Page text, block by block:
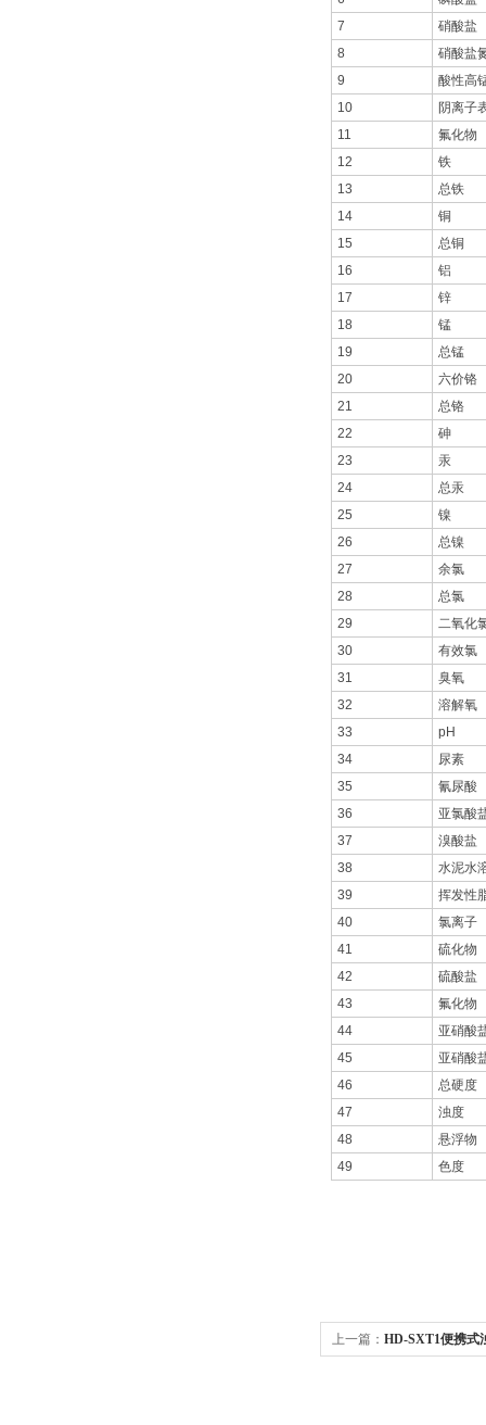
7
硝酸盐
8
硝酸盐
9
酸性高
10
阴离子
11
氟化物
12
铁
13
总铁
14
铜
15
总铜
16
铝
17
锌
18
锰
19
总锰
20
六价铬
21
总铬
22
砷
23
汞
24
总汞
25
镍
26
总镍
27
余氯
28
总氯
29
二氧化
30
有效氯
31
臭氧
32
溶解氧
33
pH
34
尿素
35
氰尿酸
36
亚氯酸
37
溴酸盐
38
水泥水
39
挥发性
40
氯离子
41
硫化物
42
硫酸盐
43
氟化物
44
亚硝酸
45
亚硝酸
46
总硬度
47
浊度
48
悬浮物
49
色度
上一篇： HD-SXT1便携式